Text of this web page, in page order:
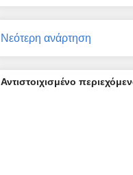
Νεότερη ανάρτηση
Αντιστοιχισμένο